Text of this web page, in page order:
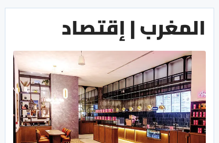
المغرب | إقتصاد